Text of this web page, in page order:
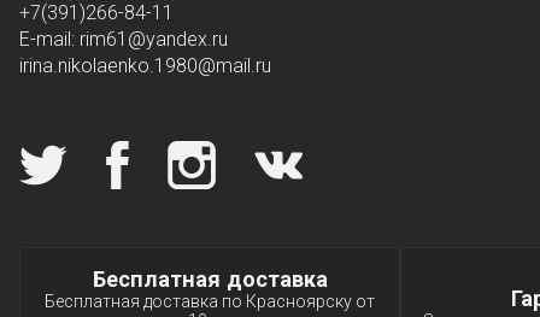
+7(391)266-84-11
E-mail: rim61 @yandex.ru
irina.nikolaenko.1980@mail.ru
Мы в социальных сетях
Специальные условия
Бесплатная доставка
Бесплатная доставка по Красноярску от